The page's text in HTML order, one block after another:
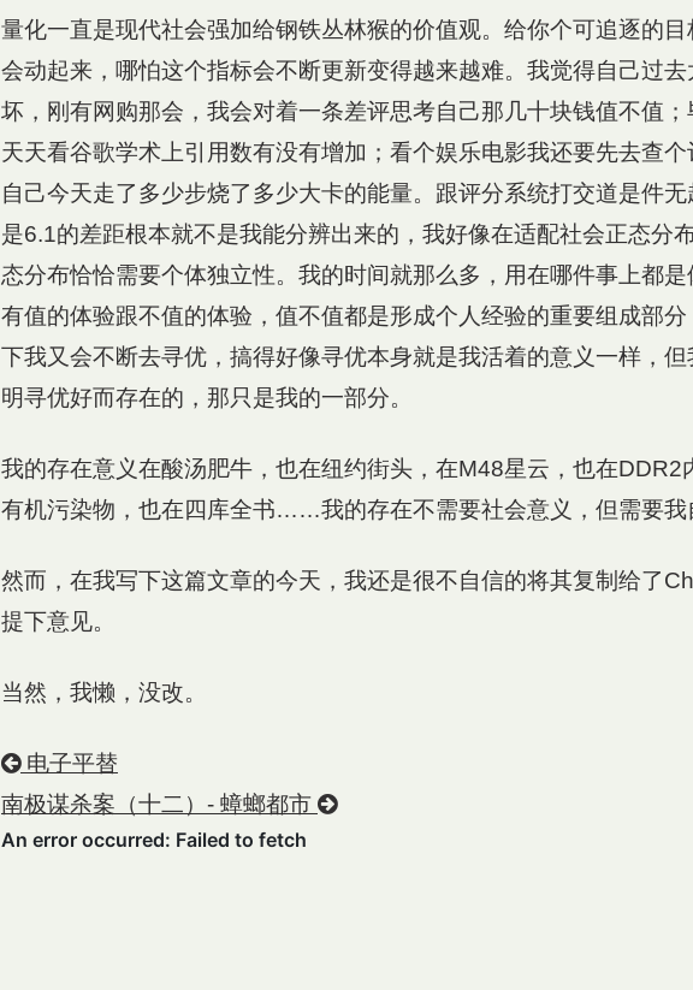
量化一直是现代社会强加给钢铁丛林猴的价值观。给你个可追逐的
会动起来，哪怕这个指标会不断更新变得越来越难。我觉得自己过
坏，刚有网购那会，我会对着一条差评思考自己那几十块钱值不值
天天看谷歌学术上引用数有没有增加；看个娱乐电影我还要先去查
自己今天走了多少步烧了多少大卡的能量。跟评分系统打交道是件
是6.1的差距根本就不是我能分辨出来的，我好像在适配社会正态分
态分布恰恰需要个体独立性。我的时间就那么多，用在哪件事上都
有值的体验跟不值的体验，值不值都是形成个人经验的重要组成部分
下我又会不断去寻优，搞得好像寻优本身就是我活着的意义一样，
明寻优好而存在的，那只是我的一部分。
我的存在意义在酸汤肥牛，也在纽约街头，在M48星云，也在DDR2
有机污染物，也在四库全书……我的存在不需要社会意义，但需要我
然而，在我写下这篇文章的今天，我还是很不自信的将其复制给了
提下意见。
当然，我懒，没改。
电子平替
南极谋杀案（十二）- 蟑螂都市